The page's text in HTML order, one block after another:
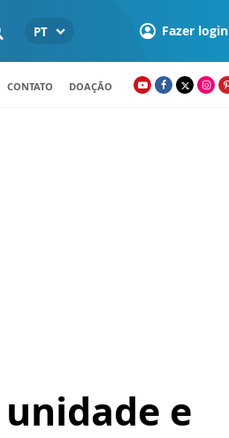
PT Fazer login
CONTATO DOAÇÃO
e